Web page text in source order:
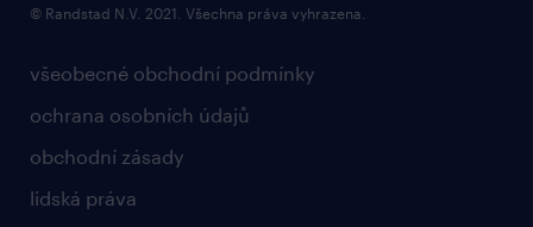
všeobecné obchodní podmínky
ochrana osobních údajů
obchodní zásady
lidská práva
© Randstad N.V. 2021. Všechna práva vyhrazena.